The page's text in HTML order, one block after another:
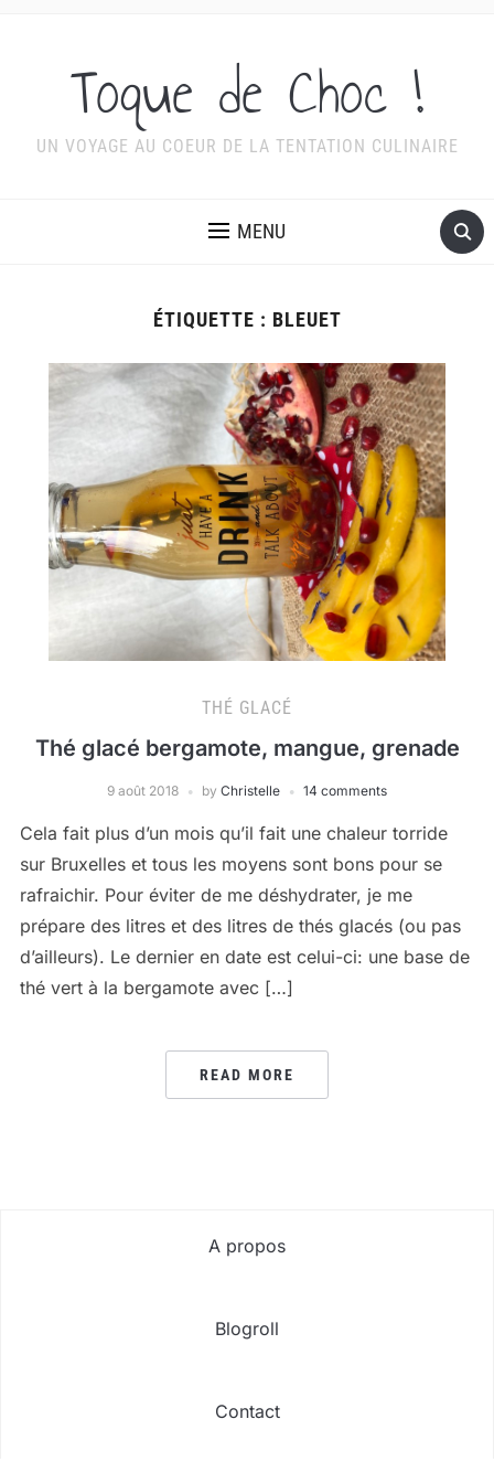
Toque de Choc !
UN VOYAGE AU COEUR DE LA TENTATION CULINAIRE
MENU
ÉTIQUETTE : BLEUET
THÉ GLACÉ
Thé glacé bergamote, mangue, grenade
9 août 2018 by Christelle 14 comments
Cela fait plus d’un mois qu’il fait une chaleur torride
sur Bruxelles et tous les moyens sont bons pour se
rafraichir. Pour éviter de me déshydrater, je me
prépare des litres et des litres de thés glacés (ou pas
d’ailleurs). Le dernier en date est celui-ci: une base de
thé vert à la bergamote avec […]
READ MORE
A propos
Blogroll
Contact